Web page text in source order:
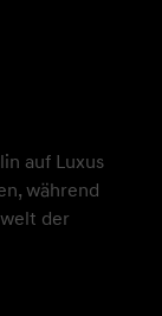
auf Luxus
während
der